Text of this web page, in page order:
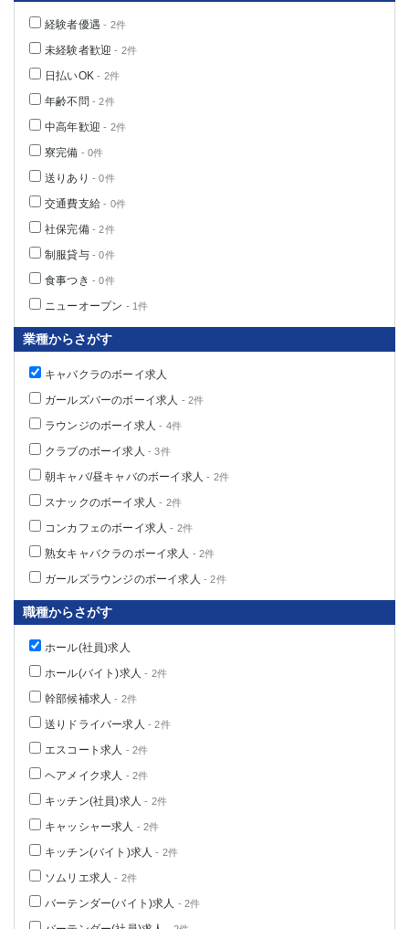
経験者優遇 - 2件
未経験者歓迎 - 2件
日払いOK - 2件
年齢不問 - 2件
中高年歓迎 - 2件
寮完備 - 0件
送りあり - 0件
交通費支給 - 0件
社保完備- 2件
制服貸与- 0件
食事つき - 0件
ニューオープン - 1件
業種からさがす
キャバクラのボーイ求人
ガールズバーのボーイ求人 - 2件
ラウンジのボーイ求人 - 4件
クラブのボーイ求人 - 3件
朝キャバ/昼キャバのボーイ求人 - 2件
スナックのボーイ求人 - 2件
コンカフェのボーイ求人 - 2件
熟女キャバクラのボーイ求人 - 2件
ガールズラウンジのボーイ求人 - 2件
職種からさがす
ホール(社員)求人
ホール(バイト)求人 - 2件
幹部候補求人 - 2件
送りドライバー求人 - 2件
エスコート求人 - 2件
ヘアメイク求人 - 2件
キッチン(社員)求人 - 2件
キャッシャー求人 - 2件
キッチン(バイト)求人 - 2件
ソムリエ求人 - 2件
バーテンダー(バイト)求人 - 2件
茨城県
土浦
高崎
該当求人 0 件